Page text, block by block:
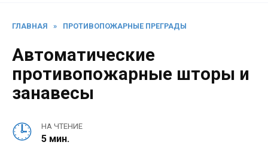
ГЛАВНАЯ » ПРОТИВОПОЖАРНЫЕ ПРЕГРАДЫ
Автоматические
противопожарные шторы и
занавесы
НА ЧТЕНИЕ
5 мин.